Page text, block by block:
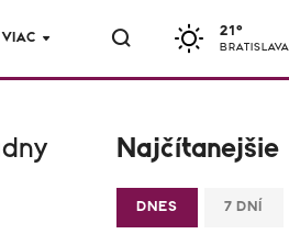
VIAC 21°
BRATISLAVA
Najčítanejšie
DNES 7 DNÍ